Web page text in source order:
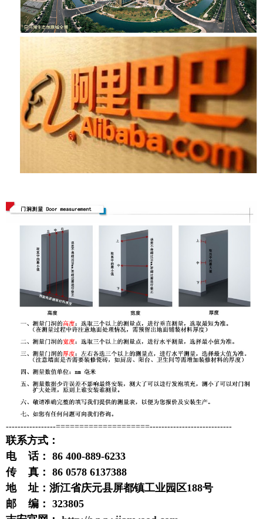
-----------------====================----------------------------
联系方式：
电 话： 86 400-889-6233
传 真： 86 0578 6137388
地 址：浙江省庆元县屏都镇工业园区188号
邮 编： 323805